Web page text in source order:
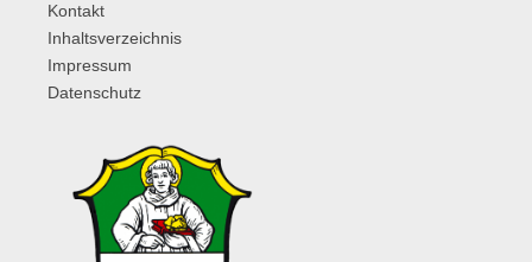
Kontakt
Inhaltsverzeichnis
Impressum
Datenschutz